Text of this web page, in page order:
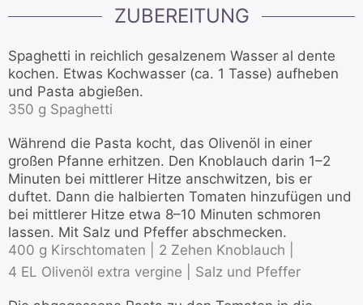
ZUBEREITUNG
Spaghetti in reichlich gesalzenem Wasser al dente
kochen. Etwas Kochwasser (ca. 1 Tasse) aufheben
und Pasta abgießen.
350 g Spaghetti
Während die Pasta kocht, das Olivenöl in einer
großen Pfanne erhitzen. Den Knoblauch darin 1–2
Minuten bei mittlerer Hitze anschwitzen, bis er
duftet. Dann die halbierten Tomaten hinzufügen und
bei mittlerer Hitze etwa 8–10 Minuten schmoren
lassen. Mit Salz und Pfeffer abschmecken.
400 g Kirschtomaten |
2 Zehen Knoblauch |
4 EL Olivenöl extra vergine |
Salz und Pfeffer